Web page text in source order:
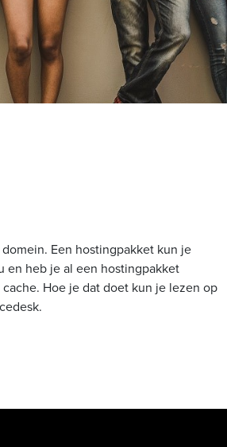
Een hostingpakket kun je
en heb je al een hostingpakket
Hoe je dat doet kun je lezen op